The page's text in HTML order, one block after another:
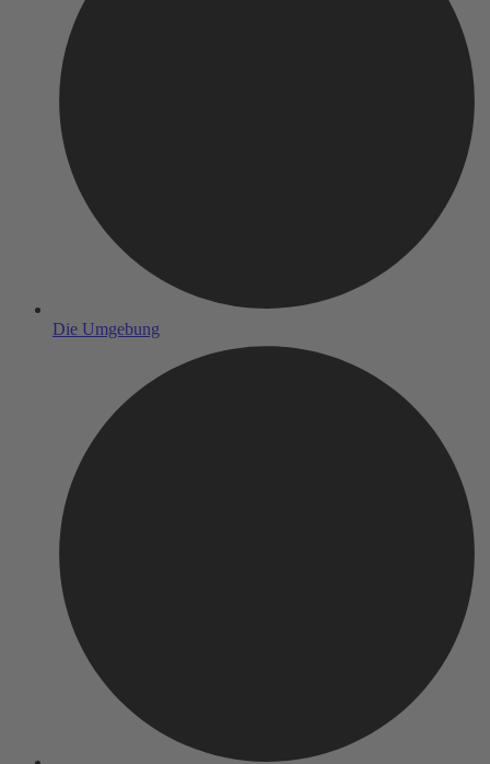
Die Umgebung